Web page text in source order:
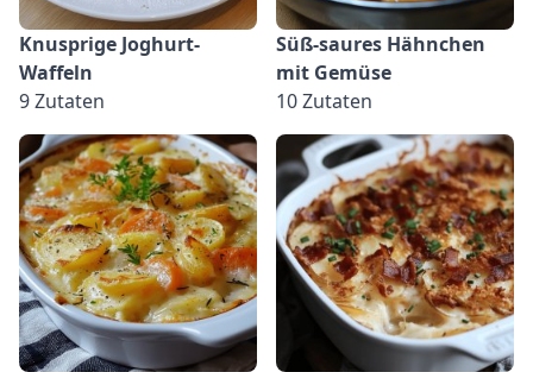
Knusprige Joghurt-
Waffeln
9 Zutaten
Süß-saures Hähnchen
mit Gemüse
10 Zutaten